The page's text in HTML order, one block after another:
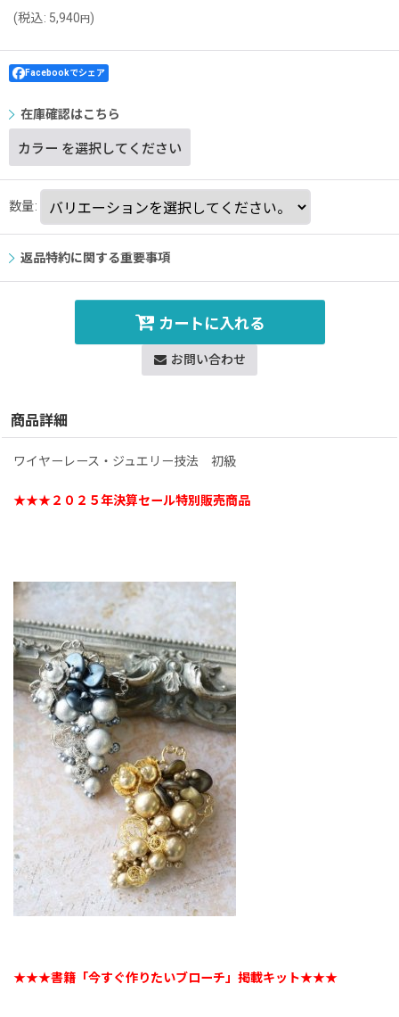
(税込: 5,940円)
Facebookでシェア
在庫確認はこちら
カラー を選択してください
数量:
返品特約に関する重要事項
カートに入れる
お問い合わせ
商品詳細
ワイヤーレース・ジュエリー技法 初級
★★★２０２５年決算セール特別販売商品
★★★書籍「今すぐ作りたいブローチ」掲載キット★★★